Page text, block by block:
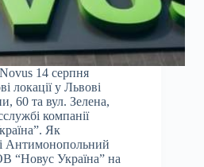
14 серпня
локації у Львові
60 та вул. Зелена,
компанії
Як
Антимонопольний
“Новус Україна” на